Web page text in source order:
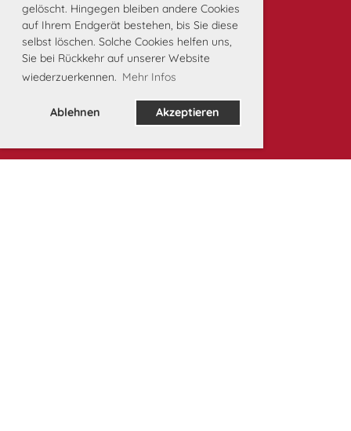
gelöscht. Hingegen bleiben andere Cookies
auf Ihrem Endgerät bestehen, bis Sie diese
selbst löschen. Solche Cookies helfen uns,
Sie bei Rückkehr auf unserer Website
wiederzuerkennen. Mehr Infos
Ablehnen Akzeptieren